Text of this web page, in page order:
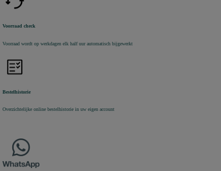
Voorraad check
Voorraad wordt op werkdagen elk half uur automatisch bijgewerkt
Bestelhistorie
Overzichtelijke online bestelhistorie in uw eigen account